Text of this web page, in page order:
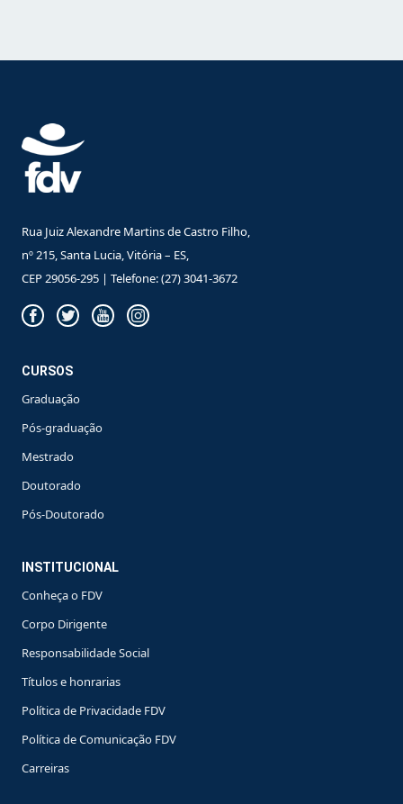
Rua Juiz Alexandre Martins de Castro Filho,
nº 215, Santa Lucia, Vitória – ES,
CEP 29056-295 | Telefone: (27) 3041-3672
CURSOS
Graduação
Pós-graduação
Mestrado
Doutorado
Pós-Doutorado
INSTITUCIONAL
Conheça o FDV
Corpo Dirigente
Responsabilidade Social
Títulos e honrarias
Política de Privacidade FDV
Política de Comunicação FDV
Carreiras